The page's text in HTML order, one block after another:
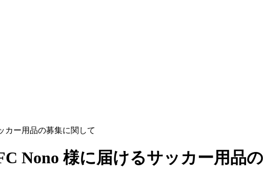
カー用品の募集に関して
Nono 様に届けるサッカー用品